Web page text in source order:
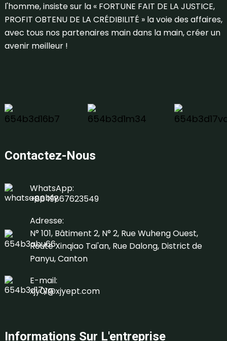
l'homme, insiste sur la « FORTUNE FAIT DE LA JUSTICE,
PROFIT OBTENU DE LA CRÉDIBILITÉ » la voie des affaires,
avec tous nos partenaires main dans la main, créer un
avenir meilleur !
Contactez-Nous
WhatsApp:
+86 19867623549
Adresse:
N° 101, Bâtiment 2, N° 2, Rue Wuheng Ouest,
Route Xinqiao Tai'an, Rue Dalong, District de
Panyu, Canton
E-mail:
xjy01@xjyept.com
Informations Sur L'entreprise